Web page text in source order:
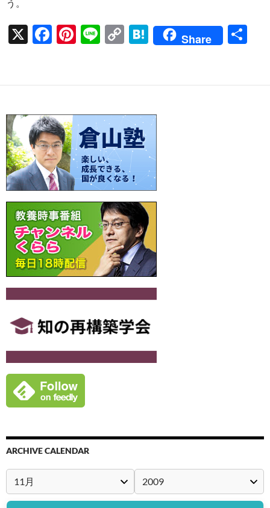
う。
X
F
b
o
o
k
Pi
es
t
Li
C
y
Li
n
k
H
n
a
Share
ARCHIVE CALENDAR